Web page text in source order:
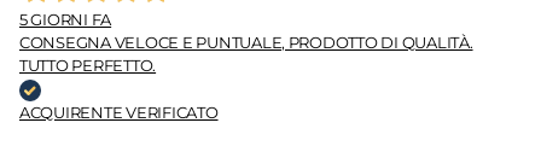
5 GIORNI FA
CONSEGNA VELOCE E PUNTUALE, PRODOTTO DI QUALITÀ.
TUTTO PERFETTO.
ACQUIRENTE VERIFICATO